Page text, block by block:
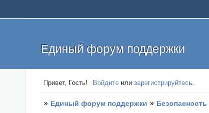
Единый форум поддержки
Привет, Гость! Войдите илизарегистрируйтесь.
» Единый форум поддержки » Безопасность